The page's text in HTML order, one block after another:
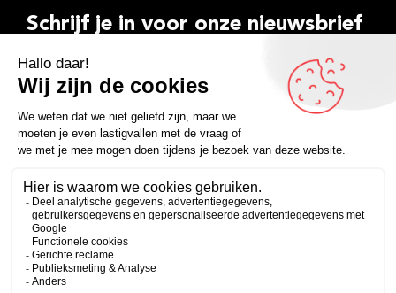
Schrijf je in voor onze nieuwsbrief
E-
mailadres
Inschrijven
FacebookInstagramLinkedInYouTubeSpotify
Copyright 2026